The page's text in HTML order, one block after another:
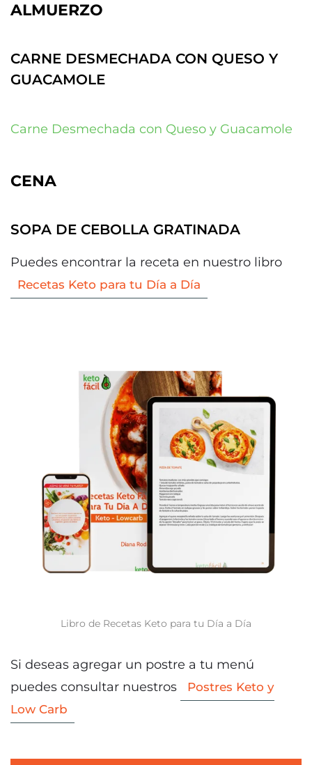
ALMUERZO
CARNE DESMECHADA CON QUESO Y
GUACAMOLE
Carne Desmechada con Queso y Guacamole
CENA
SOPA DE CEBOLLA GRATINADA
Puedes encontrar la receta en nuestro libro
Recetas Keto para tu Día a Día
Libro de Recetas Keto para tu Día a Día
Si deseas agregar un postre a tu menú
puedes consultar nuestros
Postres Keto y
Low Carb